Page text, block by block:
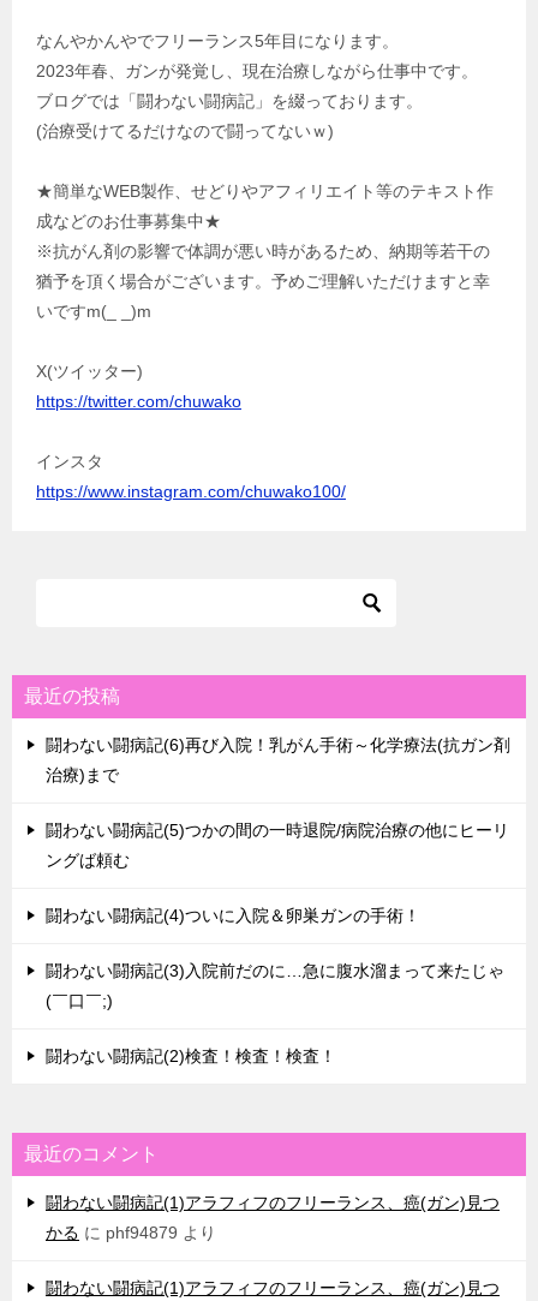
なんやかんやでフリーランス5年目になります。
2023年春、ガンが発覚し、現在治療しながら仕事中です。
ブログでは「闘わない闘病記」を綴っております。
(治療受けてるだけなので闘ってないｗ)
★簡単なWEB製作、せどりやアフィリエイト等のテキスト作
成などのお仕事募集中★
※抗がん剤の影響で体調が悪い時があるため、納期等若干の
猶予を頂く場合がございます。予めご理解いただけますと幸
いですm(_ _)m
X(ツイッター)
https://twitter.com/chuwako
インスタ
https://www.instagram.com/chuwako100/
最近の投稿
闘わない闘病記(6)再び入院！乳がん手術～化学療法(抗ガン剤
治療)まで
闘わない闘病記(5)つかの間の一時退院/病院治療の他にヒーリ
ングば頼む
闘わない闘病記(4)ついに入院＆卵巣ガンの手術！
闘わない闘病記(3)入院前だのに…急に腹水溜まって来たじゃ
(￣口￣;)
闘わない闘病記(2)検査！検査！検査！
最近のコメント
闘わない闘病記(1)アラフィフのフリーランス、癌(ガン)見つ
かる に phf94879 より
闘わない闘病記(1)アラフィフのフリーランス、癌(ガン)見つ